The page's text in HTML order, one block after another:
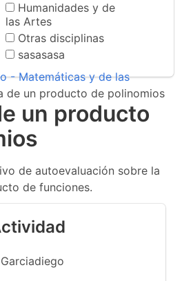
Humanidades y de
las Artes
Otras disciplinas
sasasasa
- Matemáticas y de las
de un producto de polinomios
un producto
de autoevaluación sobre la
de funciones.